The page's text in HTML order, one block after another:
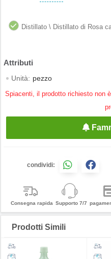
Distillato \ Distillato di Rosa
Unità: pezzo
Spiacenti, il prodotto richiesto non
condividi:
Consegna rapida Supporto 7/7
Prodotti Simili